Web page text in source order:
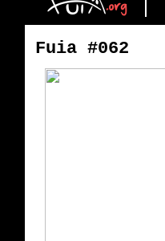
Fuia #062